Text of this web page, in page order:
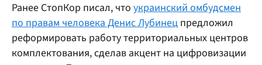
Ранее СтопКор писал, что украинский омбудсмен
по правам человека Денис Лубинец предложил
реформировать работу территориальных центров
комплектования, сделав акцент на цифровизации